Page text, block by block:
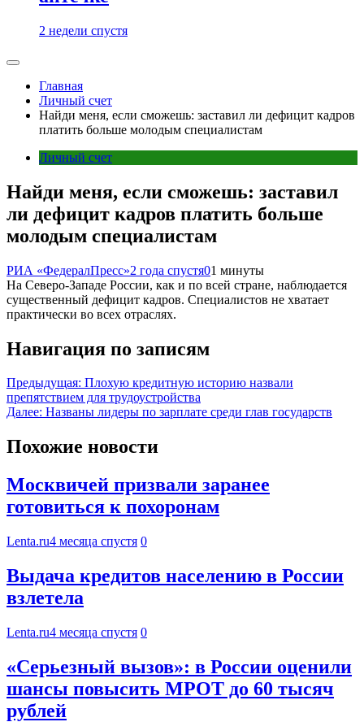
2 недели спустя
Главная
Личный счет
Найди меня, если сможешь: заставил ли дефицит кадров
платить больше молодым специалистам
Личный счет
Найди меня, если сможешь: заставил
ли дефицит кадров платить больше
молодым специалистам
РИА «ФедералПресс»2 года спустя01 минуты
На Северо-Западе России, как и по всей стране, наблюдается
существенный дефицит кадров. Специалистов не хватает
практически во всех отраслях.
Навигация по записям
Предыдущая: Плохую кредитную историю назвали
препятствием для трудоустройства
Далее: Названы лидеры по зарплате среди глав государств
Похожие новости
Москвичей призвали заранее
готовиться к похоронам
Lenta.ru4 месяца спустя 0
Выдача кредитов населению в России
взлетела
Lenta.ru4 месяца спустя 0
«Серьезный вызов»: в России оценили
шансы повысить МРОТ до 60 тысяч
рублей